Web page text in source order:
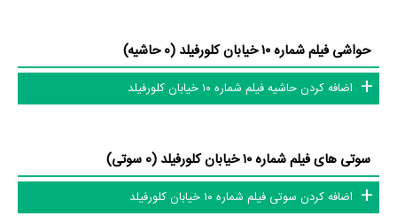
حواشی فیلم شماره ۱۰ خیابان کلورفیلد (0 حاشیه)
اضافه کردن حاشیه فیلم شماره ۱۰ خیابان کلورفیلد
سوتی های فیلم شماره ۱۰ خیابان کلورفیلد (0 سوتی)
اضافه کردن سوتی فیلم شماره ۱۰ خیابان کلورفیلد